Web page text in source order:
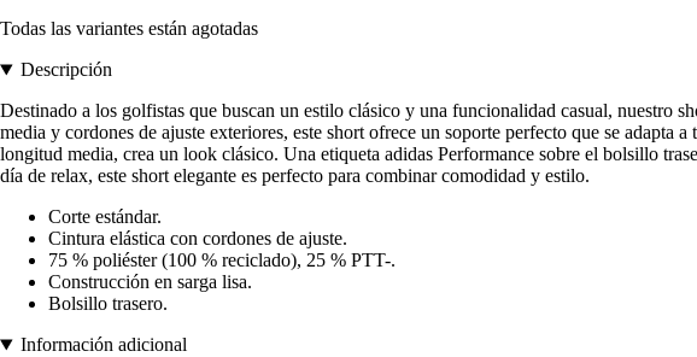
Todas las variantes están agotadas
Descripción
Destinado a los golfistas que buscan un estilo clásico y una funcionalidad casual, nuestro
media y cordones de ajuste exteriores, este short ofrece un soporte perfecto que se
longitud media, crea un look clásico. Una etiqueta adidas Performance sobre el bolsillo
día de relax, este short elegante es perfecto para combinar comodidad y estilo.
Corte estándar.
Cintura elástica con cordones de ajuste.
75 % poliéster (100 % reciclado), 25 % PTT-.
Construcción en sarga lisa.
Bolsillo trasero.
Información adicional